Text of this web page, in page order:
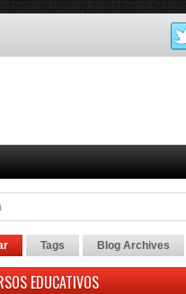
Tags Blog Archives
EDUCATIVOS